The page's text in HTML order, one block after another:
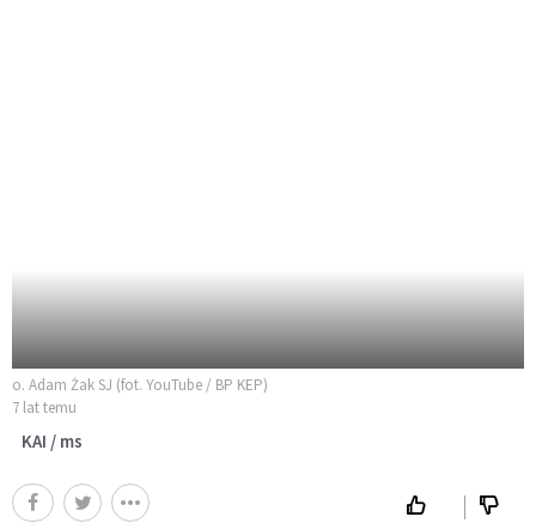
o. Adam Żak SJ (fot. YouTube / BP KEP)
7 lat temu
KAI / ms